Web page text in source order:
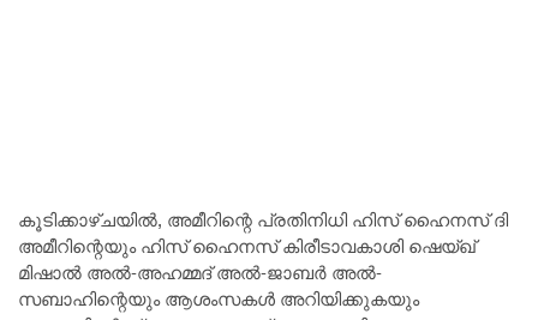
കൂടിക്കാഴ്ചയിൽ, അമീറിന്റെ പ്രതിനിധി ഹിസ് ഹൈനസ് ദി
അമീറിന്റെയും ഹിസ് ഹൈനസ് കിരീടാവകാശി ഷെയ്ഖ്
മിഷാൽ അൽ-അഹമ്മദ് അൽ-ജാബർ അൽ-
സബാഹിന്റെയും ആശംസകൾ അറിയിക്കുകയും